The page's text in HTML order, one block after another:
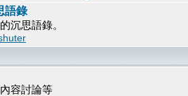
語錄
沉思語錄。
容討論等